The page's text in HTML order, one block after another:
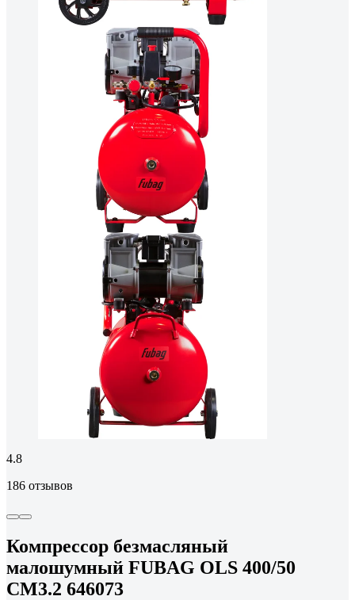
4.8
186 отзывов
Компрессор безмасляный
малошумный FUBAG OLS 400/50
CM3.2 646073